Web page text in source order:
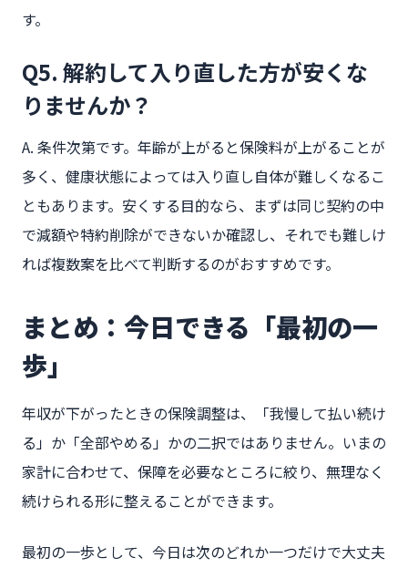
す。
Q5. 解約して入り直した方が安くな
りませんか？
A. 条件次第です。年齢が上がると保険料が上がることが
多く、健康状態によっては入り直し自体が難しくなるこ
ともあります。安くする目的なら、まずは同じ契約の中
で減額や特約削除ができないか確認し、それでも難しけ
れば複数案を比べて判断するのがおすすめです。
まとめ：今日できる「最初の一
歩」
年収が下がったときの保険調整は、「我慢して払い続け
る」か「全部やめる」かの二択ではありません。いまの
家計に合わせて、保障を必要なところに絞り、無理なく
続けられる形に整えることができます。
最初の一歩として、今日は次のどれか一つだけで大丈夫